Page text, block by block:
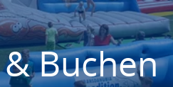
Buchen